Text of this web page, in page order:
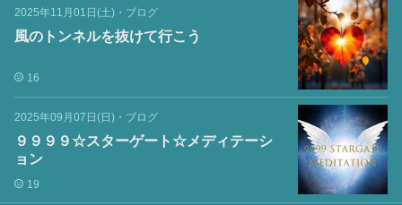
2025年11月01日(土) ・ ブログ
風のトンネルを抜けて行こう
16
2025年09月07日(日) ・ ブログ
９９９９☆スターゲート☆メディテーシ
ョン
19